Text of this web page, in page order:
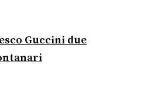
Guccini due